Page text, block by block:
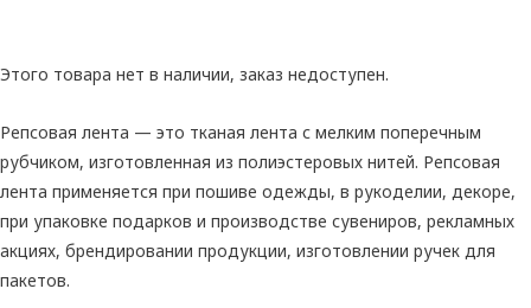
Этого товара нет в наличии, заказ недоступен.
Репсовая лента — это тканая лента с мелким поперечным
рубчиком, изготовленная из полиэстеровых нитей. Репсовая
лента применяется при пошиве одежды, в рукоделии, декоре,
при упаковке подарков и производстве сувениров, рекламных
акциях, брендировании продукции, изготовлении ручек для
пакетов.